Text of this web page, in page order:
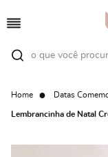
Home Datas
Lembrancinha de Natal